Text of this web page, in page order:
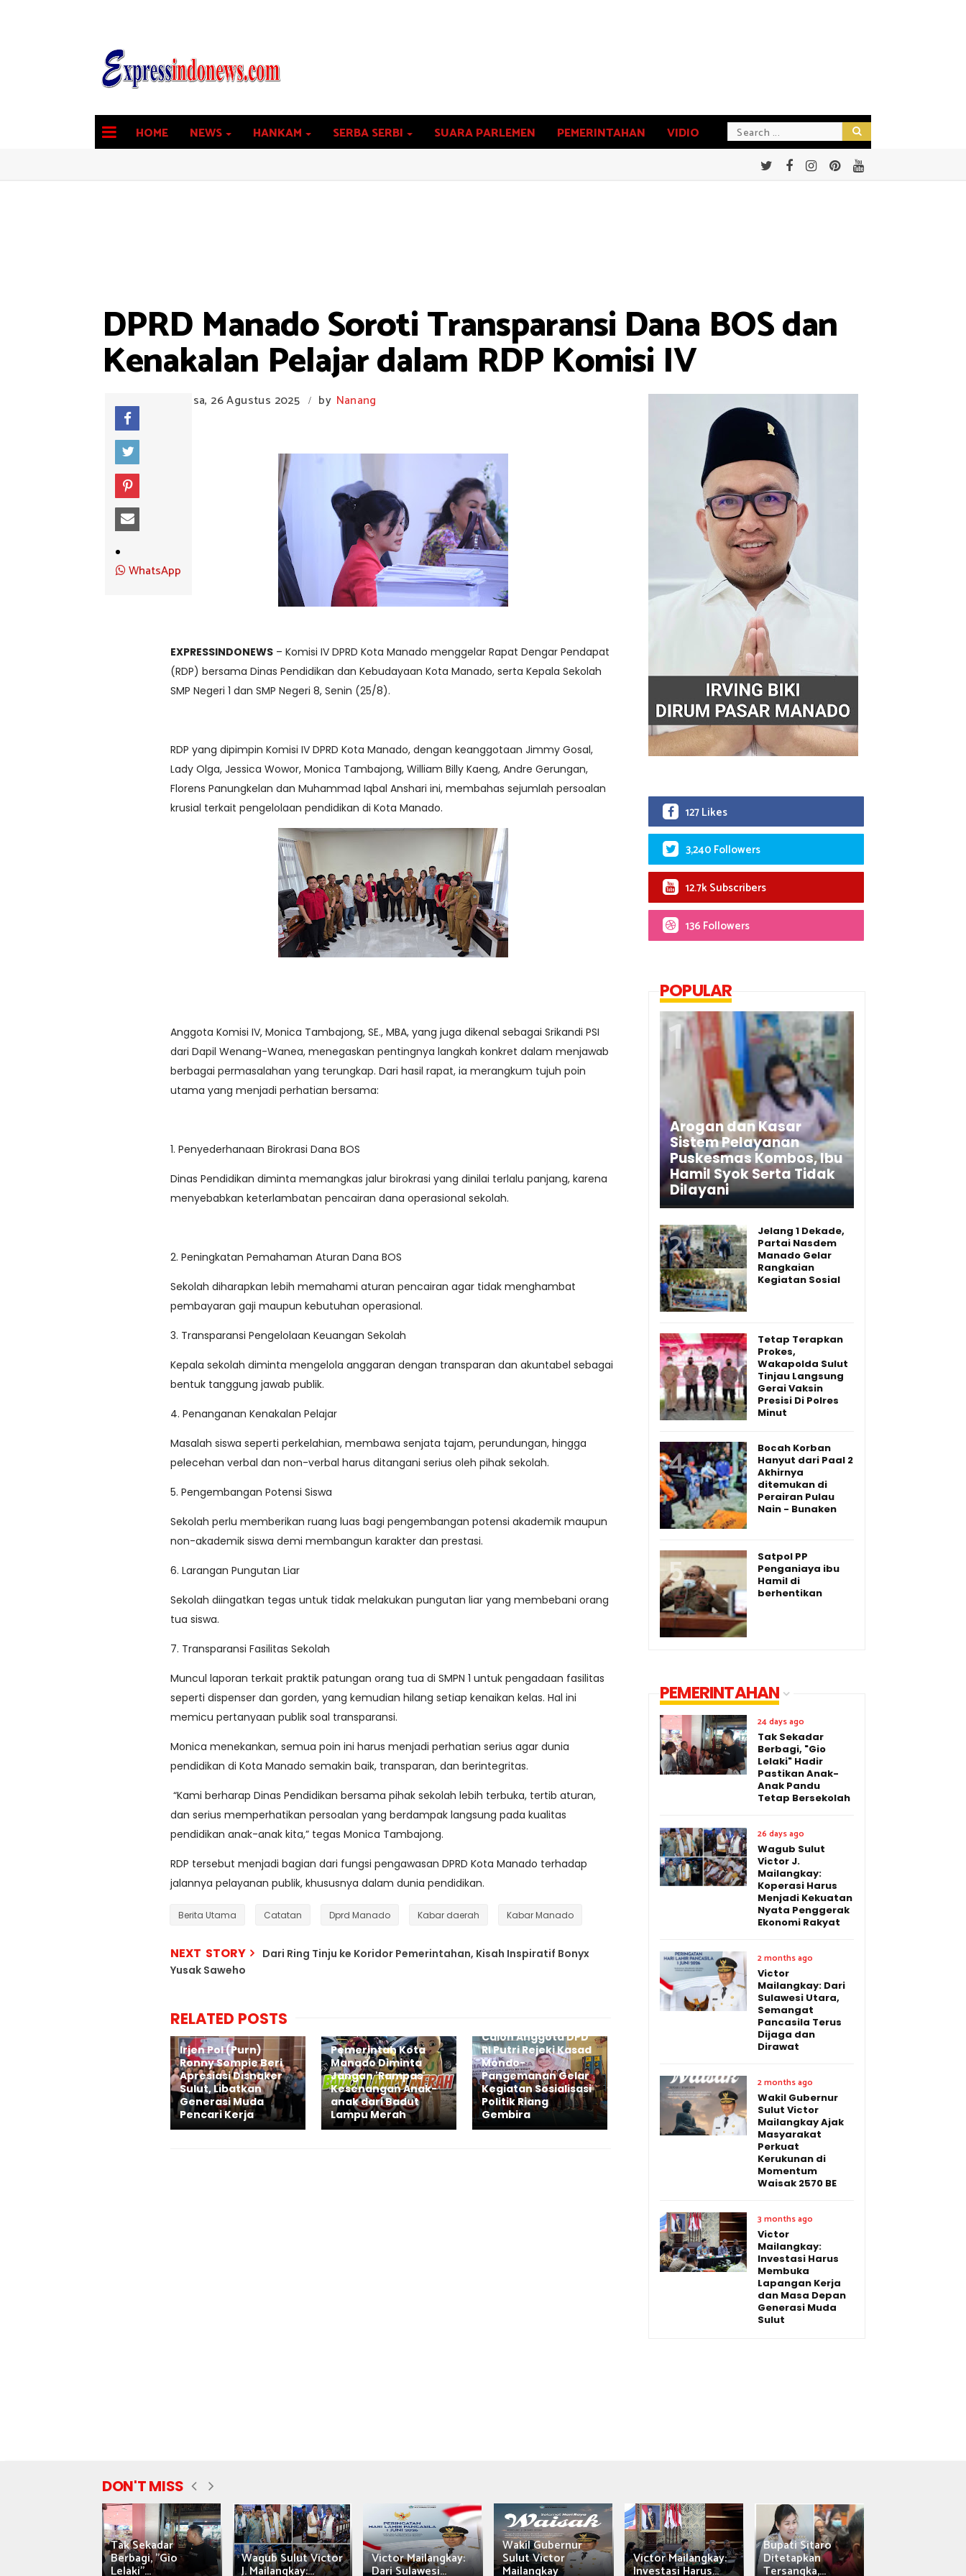
HOME NEWS HANKAM SERBA SERBI SUARA PARLEMEN PEMERINTAHAN VIDIO
DPRD Manado Soroti Transparansi Dana BOS dan
Kenakalan Pelajar dalam RDP Komisi IV
Selasa, 26 Agustus 2025 / by Nanang
WhatsApp
EXPRESSINDONEWS – Komisi IV DPRD Kota Manado menggelar Rapat Dengar Pendapat
(RDP) bersama Dinas Pendidikan dan Kebudayaan Kota Manado, serta Kepala Sekolah
SMP Negeri 1 dan SMP Negeri 8, Senin (25/8).
RDP yang dipimpin Komisi IV DPRD Kota Manado, dengan keanggotaan Jimmy Gosal,
Lady Olga, Jessica Wowor, Monica Tambajong, William Billy Kaeng, Andre Gerungan,
Florens Panungkelan dan Muhammad Iqbal Anshari ini, membahas sejumlah persoalan
krusial terkait pengelolaan pendidikan di Kota Manado.
Anggota Komisi IV, Monica Tambajong, SE., MBA, yang juga dikenal sebagai Srikandi PSI
dari Dapil Wenang-Wanea, menegaskan pentingnya langkah konkret dalam menjawab
berbagai permasalahan yang terungkap. Dari hasil rapat, ia merangkum tujuh poin
utama yang menjadi perhatian bersama:
1. Penyederhanaan Birokrasi Dana BOS
Dinas Pendidikan diminta memangkas jalur birokrasi yang dinilai terlalu panjang, karena
menyebabkan keterlambatan pencairan dana operasional sekolah.
2. Peningkatan Pemahaman Aturan Dana BOS
Sekolah diharapkan lebih memahami aturan pencairan agar tidak menghambat
pembayaran gaji maupun kebutuhan operasional.
3. Transparansi Pengelolaan Keuangan Sekolah
Kepala sekolah diminta mengelola anggaran dengan transparan dan akuntabel sebagai
bentuk tanggung jawab publik.
4. Penanganan Kenakalan Pelajar
Masalah siswa seperti perkelahian, membawa senjata tajam, perundungan, hingga
pelecehan verbal dan non-verbal harus ditangani serius oleh pihak sekolah.
5. Pengembangan Potensi Siswa
Sekolah perlu memberikan ruang luas bagi pengembangan potensi akademik maupun
non-akademik siswa demi membangun karakter dan prestasi.
6. Larangan Pungutan Liar
Sekolah diingatkan tegas untuk tidak melakukan pungutan liar yang membebani orang
tua siswa.
7. Transparansi Fasilitas Sekolah
Muncul laporan terkait praktik patungan orang tua di SMPN 1 untuk pengadaan fasilitas
seperti dispenser dan gorden, yang kemudian hilang setiap kenaikan kelas. Hal ini
memicu pertanyaan publik soal transparansi.
Monica menekankan, semua poin ini harus menjadi perhatian serius agar dunia
pendidikan di Kota Manado semakin baik, transparan, dan berintegritas.
“Kami berharap Dinas Pendidikan bersama pihak sekolah lebih terbuka, tertib aturan,
dan serius memperhatikan persoalan yang berdampak langsung pada kualitas
pendidikan anak-anak kita,” tegas Monica Tambajong.
RDP tersebut menjadi bagian dari fungsi pengawasan DPRD Kota Manado terhadap
jalannya pelayanan publik, khususnya dalam dunia pendidikan.
Berita Utama Catatan Dprd Manado Kabar daerah Kabar Manado
NEXT STORY
Dari Ring Tinju ke Koridor Pemerintahan, Kisah Inspiratif Bonyx
Yusak Saweho
RELATED POSTS
Irjen Pol (Purn)
Ronny Sompie Beri
Apresiasi Disnaker
Sulut, Libatkan
Generasi Muda
Pencari Kerja
Pemerintah Kota
Manado Diminta
Jangan 'Rampas'
Kesenangan Anak-
anak dari Badut
Lampu Merah
Calon Anggota DPD
RI Putri Rejeki Kasad
Mondo-
Pangemanan Gelar
Kegiatan Sosialisasi
Politik Riang
Gembira
127 Likes
3,240 Followers
12.7k Subscribers
136 Followers
POPULAR
Arogan dan Kasar
Sistem Pelayanan
Puskesmas Kombos, Ibu
Hamil Syok Serta Tidak
Dilayani
Jelang 1 Dekade,
Partai Nasdem
Manado Gelar
Rangkaian
Kegiatan Sosial
Tetap Terapkan
Prokes,
Wakapolda Sulut
Tinjau Langsung
Gerai Vaksin
Presisi Di Polres
Minut
Bocah Korban
Hanyut dari Paal 2
Akhirnya
ditemukan di
Perairan Pulau
Nain - Bunaken
Satpol PP
Penganiaya ibu
Hamil di
berhentikan
PEMERINTAHAN
24 days ago
Tak Sekadar
Berbagi, "Gio
Lelaki" Hadir
Pastikan Anak-
Anak Pandu
Tetap Bersekolah
26 days ago
Wagub Sulut
Victor J.
Mailangkay:
Koperasi Harus
Menjadi Kekuatan
Nyata Penggerak
Ekonomi Rakyat
2 months ago
Victor
Mailangkay: Dari
Sulawesi Utara,
Semangat
Pancasila Terus
Dijaga dan
Dirawat
2 months ago
Wakil Gubernur
Sulut Victor
Mailangkay Ajak
Masyarakat
Perkuat
Kerukunan di
Momentum
Waisak 2570 BE
3 months ago
Victor
Mailangkay:
Investasi Harus
Membuka
Lapangan Kerja
dan Masa Depan
Generasi Muda
Sulut
DON'T MISS
Tak Sekadar
Berbagi, "Gio
Lelaki"...
Wagub Sulut Victor
J. Mailangkay:...
Victor Mailangkay:
Dari Sulawesi...
Wakil Gubernur
Sulut Victor
Mailangkay
Victor Mailangkay:
Investasi Harus...
Bupati Sitaro
Ditetapkan
Tersangka,...